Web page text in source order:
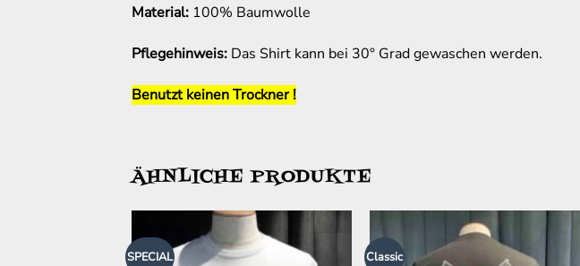
Material: 100% Baumwolle
Pflegehinweis: Das Shirt kann bei 30° Grad gewaschen werden.
Benutzt keinen Trockner !
ÄHNLICHE PRODUKTE
SPECIAL
Zur
Classic